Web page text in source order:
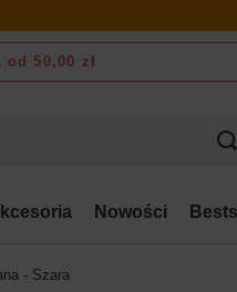
od 50,00 zł
Nowości
- Szara